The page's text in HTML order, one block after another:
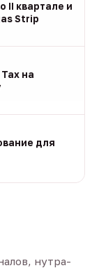
II квартале и
Strip
на
для
нутра-